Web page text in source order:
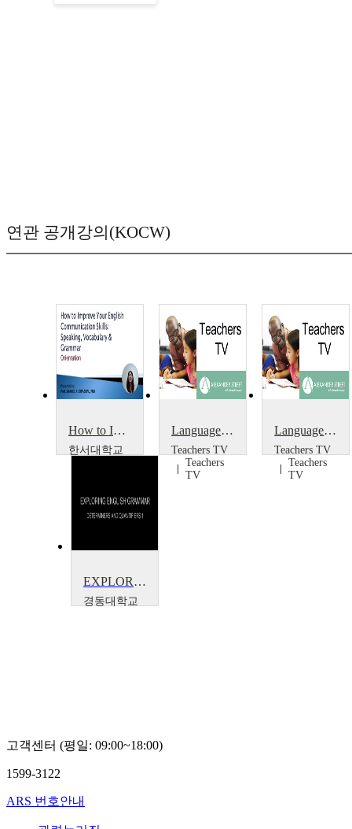
연관 공개강의(KOCW)
How to Improve Your English Communication Skills: Speaking, Vocabulary and Grammar
한서대학교
Language and Grammar: Building Complex Sentences
Teachers TV
Teachers
TV
Language and Grammar: Formal and Informal Texts
Teachers TV
Teachers
TV
EXPLORING ENGLISH GRAMMAR
경동대학교
고객센터 (평일: 09:00~18:00)
1599-3122
ARS 번호안내